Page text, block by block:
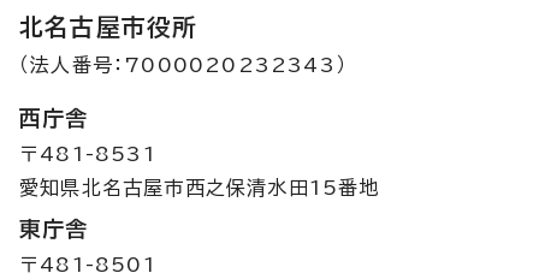
北名古屋市役所
（法人番号：7000020232343）
西庁舎
〒481-8531
愛知県北名古屋市西之保清水田15番地
東庁舎
〒481-8501